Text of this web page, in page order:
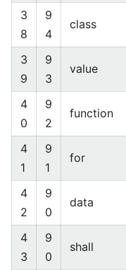
3
8
9
4
class
3
9
9
3
value
4
0
9
2
function
4
1
9
1
for
4
2
9
0
data
4
3
9
0
shall